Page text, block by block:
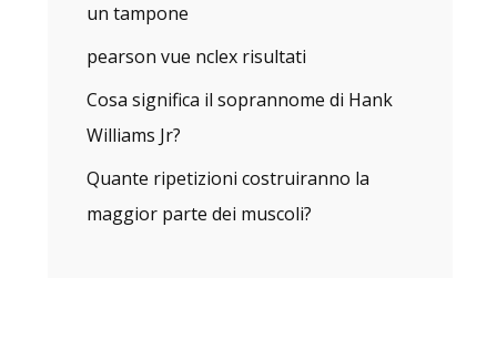
un tampone
pearson vue nclex risultati
Cosa significa il soprannome di Hank
Williams Jr?
Quante ripetizioni costruiranno la
maggior parte dei muscoli?